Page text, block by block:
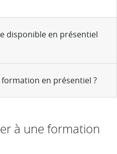
disponible en présentiel
en présentiel ?
à une formation